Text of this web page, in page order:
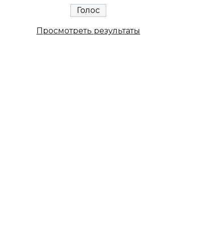
Просмотреть результаты